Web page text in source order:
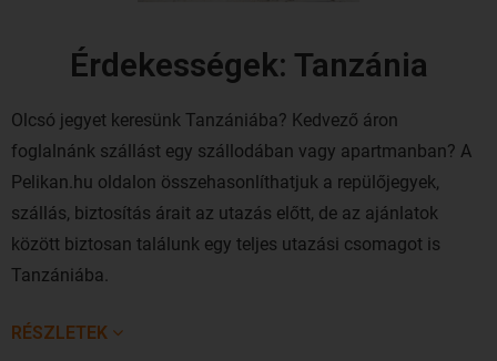
Érdekességek: Tanzánia
Olcsó jegyet keresünk Tanzániába? Kedvező áron
foglalnánk szállást egy szállodában vagy apartmanban? A
Pelikan.hu oldalon összehasonlíthatjuk a repülőjegyek,
szállás, biztosítás árait az utazás előtt, de az ajánlatok
között biztosan találunk egy teljes utazási csomagot is
Tanzániába.
Tanzánia a gyönyörű természeti tájak, a pótolhatatlan fauna
RÉSZLETEK